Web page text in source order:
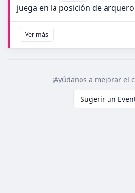
juega en la posición de arquero
Ver más
¡Ayúdanos a mejorar el
Sugerir un